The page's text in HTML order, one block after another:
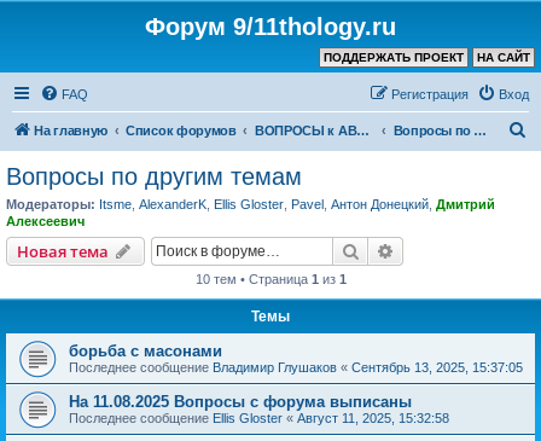
Форум 9/11thology.ru
НА САЙТ
ПОДДЕРЖАТЬ ПРОЕКТ
FAQ Вход
Регистрация
На главную Список форумов ВОПРОСЫ к АВТОРУ КАНАЛА и ХОЗЯИНУ ФОРУМА Вопросы по другим темам
Вопросы по другим темам
Модераторы: Itsme AlexanderK Ellis Gloster Pavel Антон Донецкий Дмитрий
Алексеевич
Новая тема Поиск
10 тем • Страница 1 из 1
Темы
борьба с масонами
Последнее сообщение Владимир Глушаков « Сентябрь 13, 2025, 15:37:05
На 11.08.2025 Вопросы с форума выписаны
Последнее сообщение Ellis Gloster « Август 11, 2025, 15:32:58